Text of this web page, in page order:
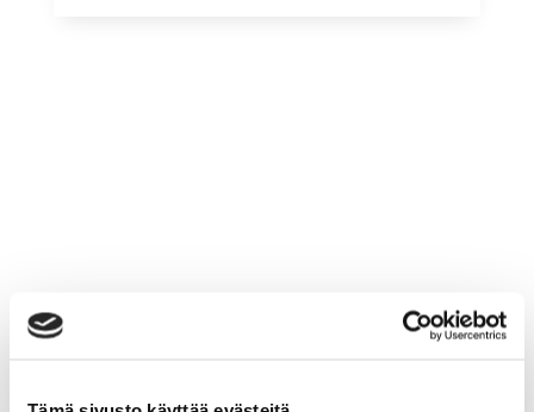
OTA YHTEYTTÄ